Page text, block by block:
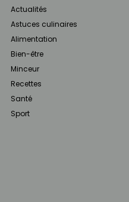
Actualités
Astuces culinaires
Alimentation
Bien-être
Minceur
Recettes
Santé
Sport